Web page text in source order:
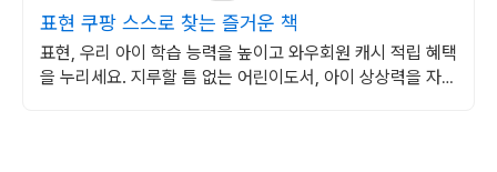
표현 쿠팡 스스로 찾는 즐거운 책
표현, 우리 아이 학습 능력을 높이고 와우회원 캐시 적립 혜택
을 누리세요. 지루할 틈 없는 어린이도서, 아이 상상력을 자극